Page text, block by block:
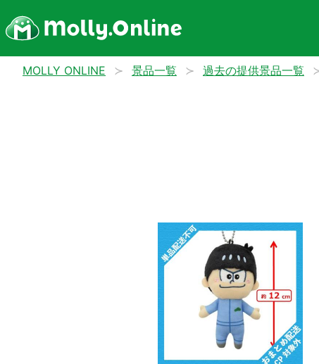
MOLLY ONLINE 景品一覧 過去の提供景品一覧